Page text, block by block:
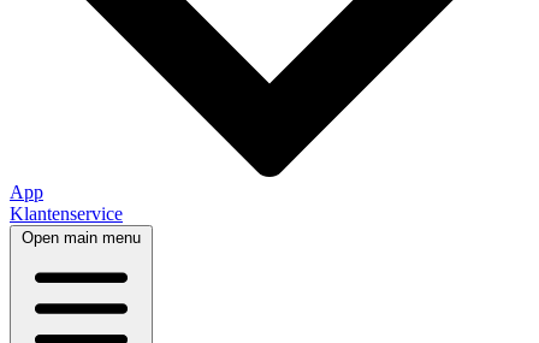
App
Klantenservice
Open main menu